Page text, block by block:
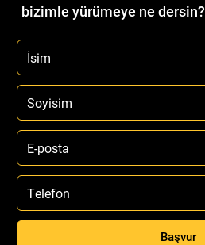
bizimle yürümeye ne dersin?
Başvur